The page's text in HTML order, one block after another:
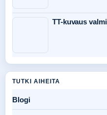
TT-kuvaus
TUTKI AIHEITA
Blogi